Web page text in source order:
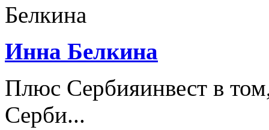
Инна Белкина
Плюс Сербияинвест в
Серби...